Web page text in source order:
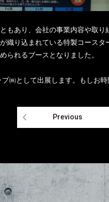
もあり、会社の事業内容や取り
織り込まれている特製コースタ
られるブースとなりました。
㈱として出展します。 もしお
Previous